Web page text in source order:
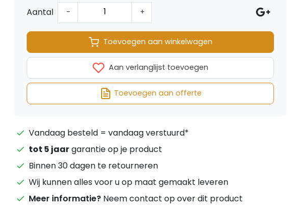
Aantal - +
Toevoegen aan winkelwagen
Aan verlanglijst toevoegen
Toevoegen aan offerte
Vandaag besteld = vandaag verstuurd*
tot 5 jaargarantie op je product
Binnen 30 dagen te retourneren
Wij kunnen alles voor u op maat gemaakt leveren
Meer informatie? Neem contact op over dit product